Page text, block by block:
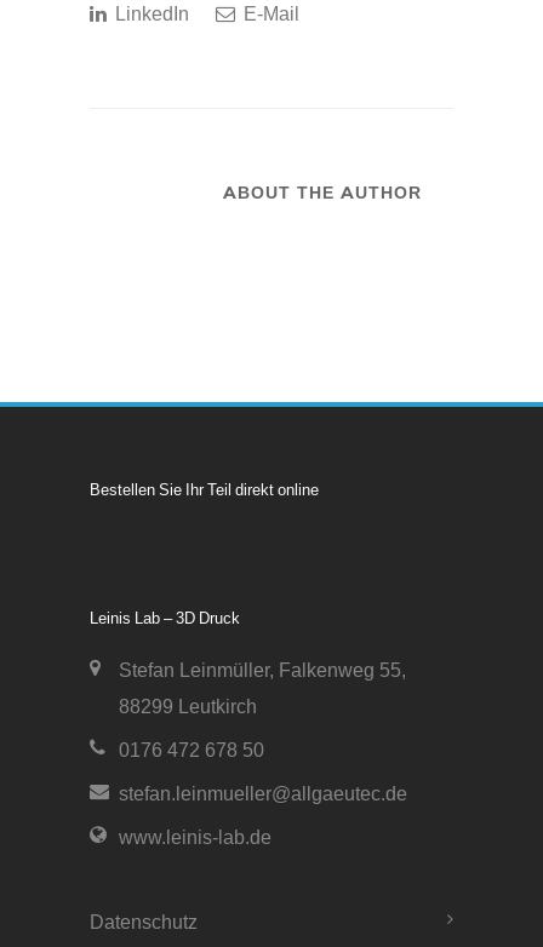
LinkedIn
E-Mail
ABOUT THE AUTHOR
Bestellen Sie Ihr Teil direkt online
Leinis Lab – 3D Druck
Stefan Leinmüller, Falkenweg 55,
88299 Leutkirch
0176 472 678 50
stefan.leinmueller@allgaeutec.de
www.leinis-lab.de
Datenschutz